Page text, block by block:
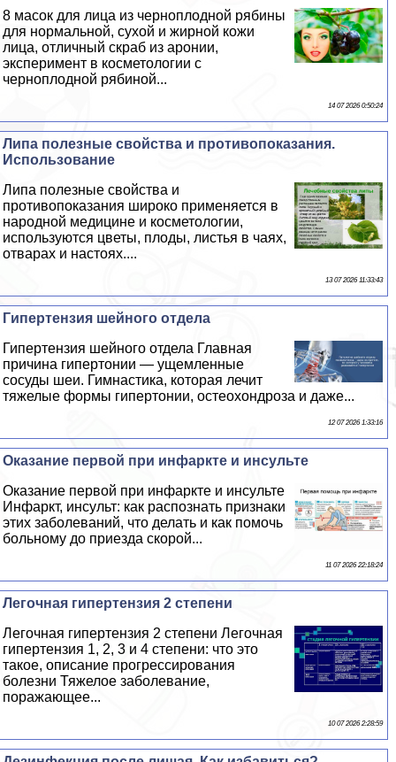
8 масок для лица из черноплодной рябины
для нормальной, сухой и жирной кожи
лица, отличный скраб из аронии,
эксперимент в косметологии с
черноплодной рябиной...
14 07 2026 0:50:24
Липа полезные свойства и противопоказания.
Использование
Липа полезные свойства и
противопоказания широко применяется в
народной медицине и косметологии,
используются цветы, плоды, листья в чаях,
отварах и настоях....
13 07 2026 11:33:43
Гипертензия шейного отдела
Гипертензия шейного отдела Главная
причина гипертонии — ущемленные
сосуды шеи. Гимнастика, которая лечит
тяжелые формы гипертонии, остеохондроза и даже...
12 07 2026 1:33:16
Оказание первой при инфаркте и инсульте
Оказание первой при инфаркте и инсульте
Инфаркт, инсульт: как распознать признаки
этих заболеваний, что делать и как помочь
больному до приезда скорой...
11 07 2026 22:18:24
Легочная гипертензия 2 степени
Легочная гипертензия 2 степени Легочная
гипертензия 1, 2, 3 и 4 степени: что это
такое, описание прогрессирования
болезни Тяжелое заболевание,
поражающее...
10 07 2026 2:28:59